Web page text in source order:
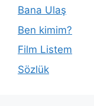
Bana Ulaş
Ben kimim?
Film Listem
Sözlük